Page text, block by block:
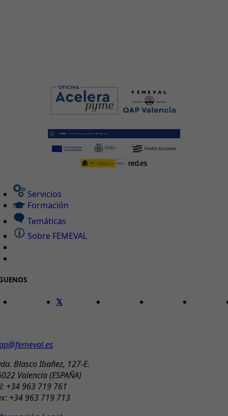
Servicios
Formación
Temáticas
Sobre FEMEVAL
Blasco Ibañez, 127-E.
Valencia (ESPAÑA)
+34 963 719 761
+34 963 719 713